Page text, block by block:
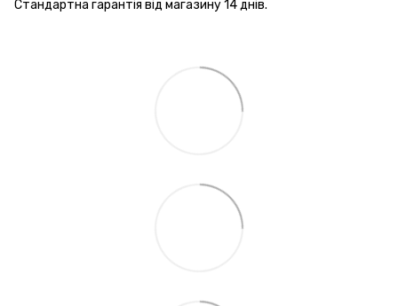
Стандартна гарантія від магазину 14 днів.